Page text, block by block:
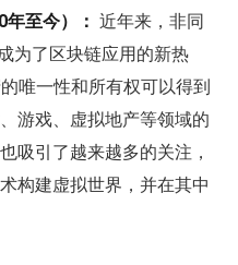
至今）： 近年来，非同
为了区块链应用的新热
唯一性和所有权可以得到
游戏、虚拟地产等领域的
吸引了越来越多的关注，
构建虚拟世界，并在其中